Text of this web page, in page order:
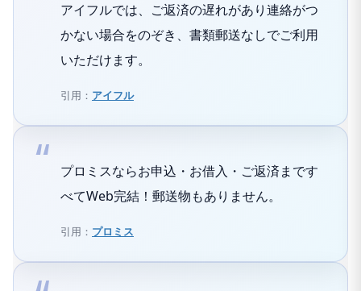
アイフルでは、ご返済の遅れがあり連絡がつ
かない場合をのぞき、書類郵送なしでご利用
いただけます。
引用： アイフル
プロミスならお申込・お借入・ご返済まです
べてWeb完結！郵送物もありません。
引用： プロミス